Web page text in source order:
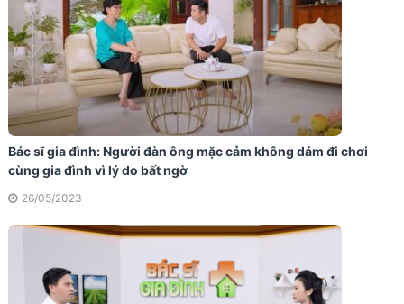
Bác sĩ gia đình: Người đàn ông mặc cảm không dám đi chơi
cùng gia đình vì lý do bất ngờ
26/05/2023